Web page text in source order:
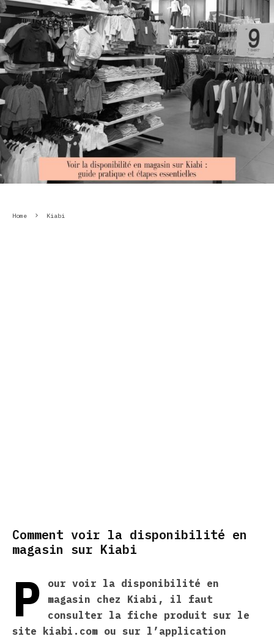
Home Kiabi
Comment voir la disponibilité en
magasin sur Kiabi
P
our voir la disponibilité en
magasin chez Kiabi, il faut
consulter la fiche produit sur le
site kiabi.com ou sur l’application